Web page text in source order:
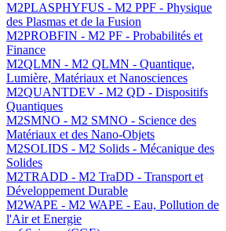
M2PLASPHYFUS - M2 PPF - Physique
des Plasmas et de la Fusion
M2PROBFIN - M2 PF - Probabilités et
Finance
M2QLMN - M2 QLMN - Quantique,
Lumière, Matériaux et Nanosciences
M2QUANTDEV - M2 QD - Dispositifs
Quantiques
M2SMNO - M2 SMNO - Science des
Matériaux et des Nano-Objets
M2SOLIDS - M2 Solids - Mécanique des
Solides
M2TRADD - M2 TraDD - Transport et
Développement Durable
M2WAPE - M2 WAPE - Eau, Pollution de
l'Air et Energie